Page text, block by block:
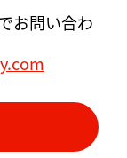
お問い合わ